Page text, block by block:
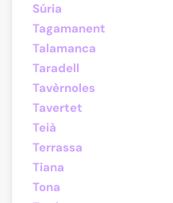
Súria
Tagamanent
Talamanca
Taradell
Tavèrnoles
Tavertet
Teià
Terrassa
Tiana
Tona